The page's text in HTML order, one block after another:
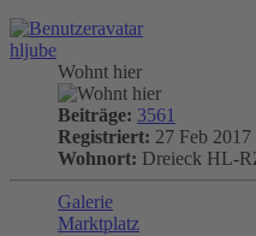
hljube
Wohnt hier
Beiträge: 3561
Registriert: 27 Feb 2017
Wohnort: Dreieck HL-
Galerie
Marktplatz